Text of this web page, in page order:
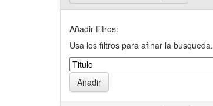
Añadir filtros:
Usa los filtros para afinar la busqueda.